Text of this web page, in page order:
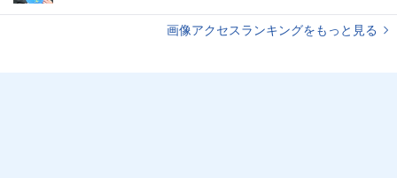
画像アクセスランキングをもっと見る